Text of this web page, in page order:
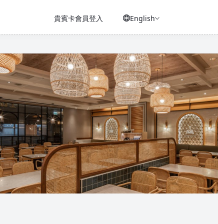
貴賓卡會員登入 English